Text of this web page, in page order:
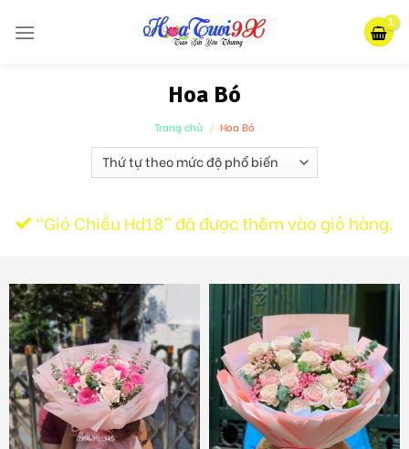
Hoa Bó
Trang chủ / Hoa Bó
“Gió Chiều Hd18” đã được thêm vào giỏ hàng.